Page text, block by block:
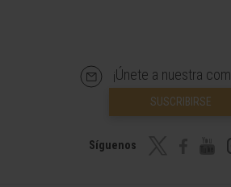
¡Únete a nuestra
SUSCRIBIRSE
Síguenos